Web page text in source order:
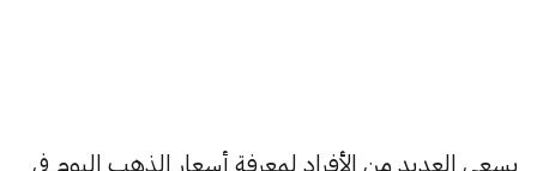
يسعى العديد من الأفراد لمعرفة أسعار الذهب اليوم في